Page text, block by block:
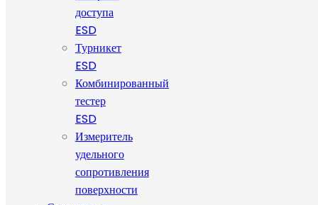
доступа
ESD
Турникет
ESD
Комбинированный
тестер
ESD
Измеритель
удельного
сопротивления
поверхности